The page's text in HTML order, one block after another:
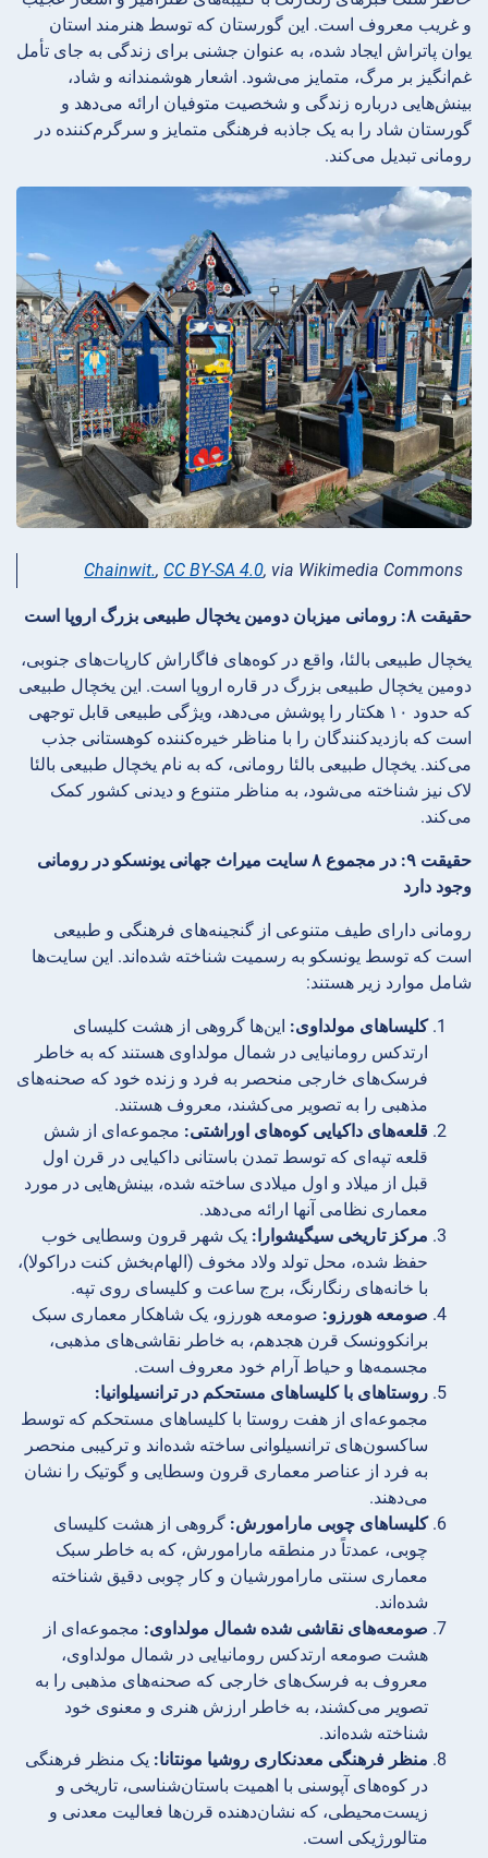
و غریب معروف است. این گورستان که توسط هنرمند استان
یوان پاتراش ایجاد شده، به عنوان جشنی برای زندگی به جای تأمل
غم‌انگیز بر مرگ، متمایز می‌شود. اشعار هوشمندانه و شاد،
بینش‌هایی درباره زندگی و شخصیت متوفیان ارائه می‌دهد و
گورستان شاد را به یک جاذبه فرهنگی متمایز و سرگرم‌کننده در
رومانی تبدیل می‌کند.
Chainwit., CC BY-SA 4.0, via Wikimedia Commons
حقیقت ۸: رومانی میزبان دومین یخچال طبیعی بزرگ اروپا است
یخچال طبیعی بالئا، واقع در کوه‌های فاگاراش کارپات‌های جنوبی،
دومین یخچال طبیعی بزرگ در قاره اروپا است. این یخچال طبیعی
که حدود ۱۰ هکتار را پوشش می‌دهد، ویژگی طبیعی قابل توجهی
است که بازدیدکنندگان را با مناظر خیره‌کننده کوهستانی جذب
می‌کند. یخچال طبیعی بالئا رومانی، که به نام یخچال طبیعی بالئا
لاک نیز شناخته می‌شود، به مناظر متنوع و دیدنی کشور کمک
می‌کند.
حقیقت ۹: در مجموع ۸ سایت میراث جهانی یونسکو در رومانی
وجود دارد
رومانی دارای طیف متنوعی از گنجینه‌های فرهنگی و طبیعی
است که توسط یونسکو به رسمیت شناخته شده‌اند. این سایت‌ها
شامل موارد زیر هستند:
کلیساهای مولداوی: این‌ها گروهی از هشت کلیسای
ارتدکس رومانیایی در شمال مولداوی هستند که به خاطر
فرسک‌های خارجی منحصر به فرد و زنده خود که صحنه‌های
مذهبی را به تصویر می‌کشند، معروف هستند.
قلعه‌های داکیایی کوه‌های اوراشتی: مجموعه‌ای از شش
قلعه تپه‌ای که توسط تمدن باستانی داکیایی در قرن اول
قبل از میلاد و اول میلادی ساخته شده، بینش‌هایی در مورد
معماری نظامی آنها ارائه می‌دهد.
مرکز تاریخی سیگیشوارا: یک شهر قرون وسطایی خوب
حفظ شده، محل تولد ولاد مخوف (الهام‌بخش کنت دراکولا)،
با خانه‌های رنگارنگ، برج ساعت و کلیسای روی تپه.
صومعه هورزو: صومعه هورزو، یک شاهکار معماری سبک
برانکوونسک قرن هجدهم، به خاطر نقاشی‌های مذهبی،
مجسمه‌ها و حیاط آرام خود معروف است.
روستاهای با کلیساهای مستحکم در ترانسیلوانیا:
مجموعه‌ای از هفت روستا با کلیساهای مستحکم که توسط
ساکسون‌های ترانسیلوانی ساخته شده‌اند و ترکیبی منحصر
به فرد از عناصر معماری قرون وسطایی و گوتیک را نشان
می‌دهند.
کلیساهای چوبی مارامورش: گروهی از هشت کلیسای
چوبی، عمدتاً در منطقه مارامورش، که به خاطر سبک
معماری سنتی مارامورشیان و کار چوبی دقیق شناخته
شده‌اند.
صومعه‌های نقاشی شده شمال مولداوی: مجموعه‌ای از
هشت صومعه ارتدکس رومانیایی در شمال مولداوی،
معروف به فرسک‌های خارجی که صحنه‌های مذهبی را به
تصویر می‌کشند، به خاطر ارزش هنری و معنوی خود
شناخته شده‌اند.
منظر فرهنگی معدنکاری روشیا مونتانا: یک منظر فرهنگی
در کوه‌های آپوسنی با اهمیت باستان‌شناسی، تاریخی و
زیست‌محیطی، که نشان‌دهنده قرن‌ها فعالیت معدنی و
متالورژیکی است.